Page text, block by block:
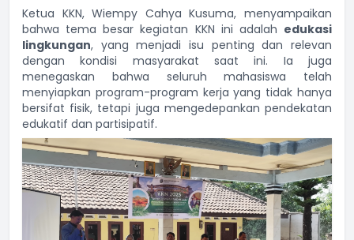
Ketua KKN, Wiempy Cahya Kusuma, menyampaikan
bahwa tema besar kegiatan KKN ini adalah edukasi
lingkungan, yang menjadi isu penting dan relevan
dengan kondisi masyarakat saat ini. Ia juga
menegaskan bahwa seluruh mahasiswa telah
menyiapkan program-program kerja yang tidak hanya
bersifat fisik, tetapi juga mengedepankan pendekatan
edukatif dan partisipatif.